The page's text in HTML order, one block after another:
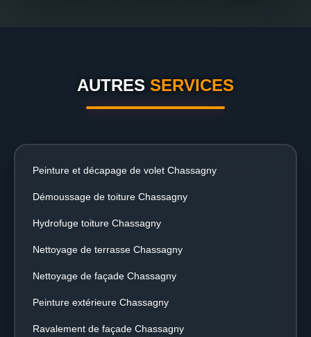
AUTRES SERVICES
Peinture et décapage de volet Chassagny
Démoussage de toiture Chassagny
Hydrofuge toiture Chassagny
Nettoyage de terrasse Chassagny
Nettoyage de façade Chassagny
Peinture extérieure Chassagny
Ravalement de façade Chassagny